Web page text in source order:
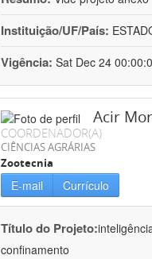
Instituição/UF/País:
Vigência: Sat Dec 24
Acir
COORDENADOR(A)
CIÊNCIAS AGRÁRIAS
Zootecnia
E-mail Currículo
Título do Projeto:
confinamento